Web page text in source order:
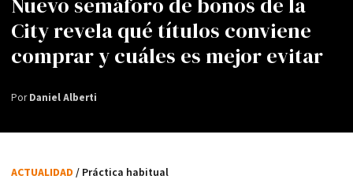
Nuevo semáforo de bonos de la
City revela qué títulos conviene
comprar y cuáles es mejor evitar
PorDaniel Alberti
ACTUALIDAD / Práctica habitual